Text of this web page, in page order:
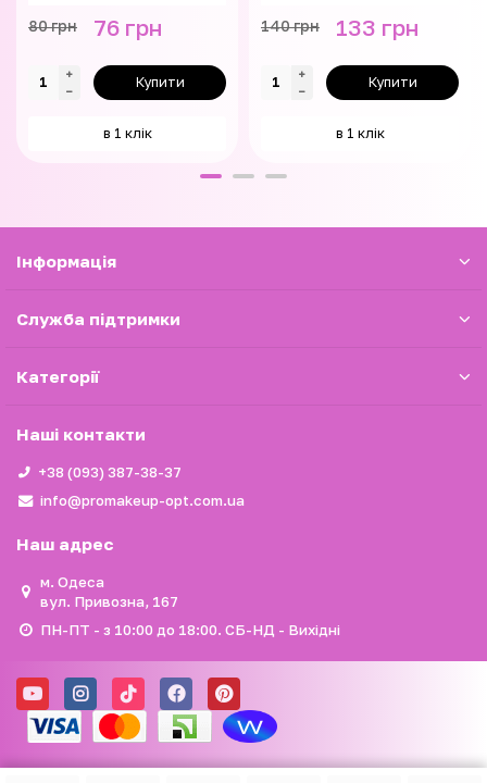
80 грн 76 грн
Купити
в 1 клік
140 грн 133 грн
Купити
в 1 клік
Iнформація
Служба підтримки
Категорії
Наші контакти
+38 (093) 387-38-37
info@promakeup-opt.com.ua
Наш адрес
м. Одеса
вул. Привозна, 167
ПН-ПТ - з 10:00 до 18:00. СБ-НД - Вихідні